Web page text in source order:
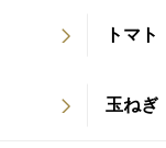
に育ち1本1本収穫
いたします。
トマト
玉ねぎ